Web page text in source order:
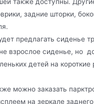
задние шторки,
предлагать сиденье
взрослое сиденье, но
детей на короткие
можно заказать
на зеркале